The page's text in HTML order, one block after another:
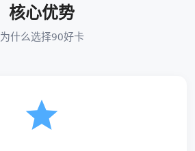
核心优势
为什么选择90好卡